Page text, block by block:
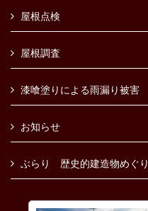
屋根点検
屋根調査
漆喰塗りによる雨漏り被害
お知らせ
ぶらり 歴史的建造物めぐり